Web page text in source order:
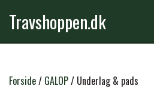
Travshoppen.dk
NYHEDER
Forside GALOP Underlag & pads